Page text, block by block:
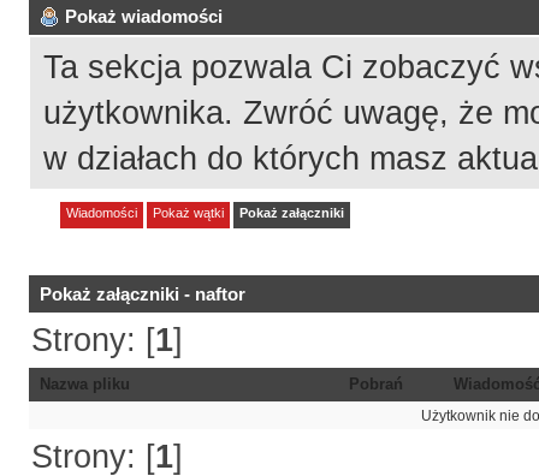
Pokaż wiadomości
Ta sekcja pozwala Ci zobaczyć
użytkownika. Zwróć uwagę, że
w działach do których masz
Wiadomości Pokaż wątki Pokaż załączniki
Pokaż załączniki - naftor
Strony: [1]
Nazwa pliku Pobrań
Użytkownik nie
Strony: [1]